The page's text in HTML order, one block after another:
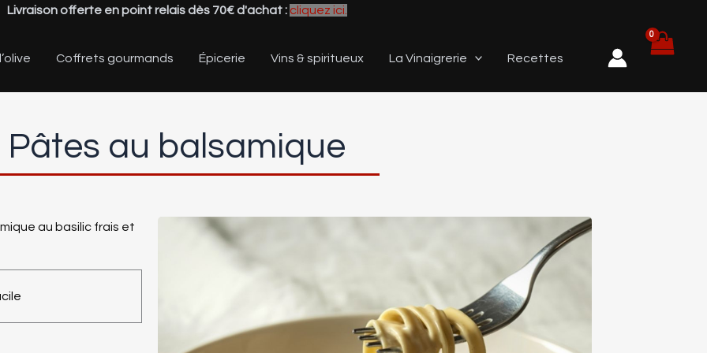
Livraison offerte en point relais dès 70€ d'achat : cliquez ici.
Coffrets gourmands Épicerie Vins & spiritueux La Vinaigrerie Recettes
Pâtes au balsamique
au basilic frais et